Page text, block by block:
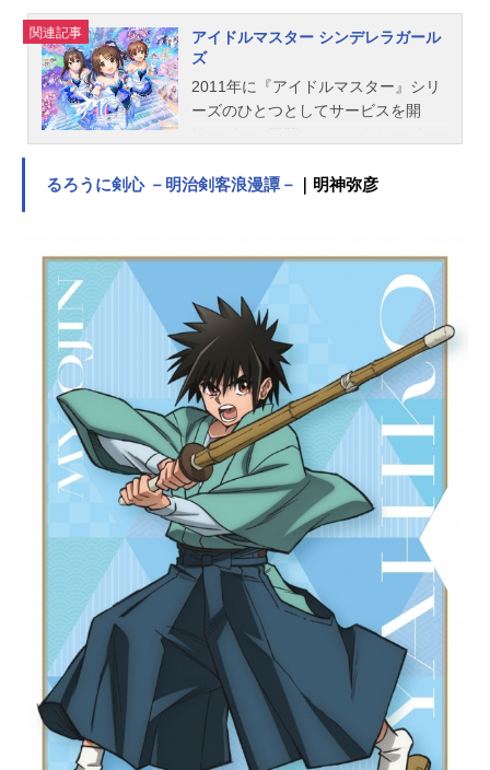
関連記事
アイドルマスター シンデレラガール
ズ
2011年に『アイドルマスター』シリ
ーズのひとつとしてサービスを開
ズ、CD、ラジオなど幅広い展開を見
ターライトステージ』も現在好評配
信中です。作品名アイドルマスター
シンデレラガールズシリーズTHEIDO
LM＠STERキャスト島村卯月：大橋
彩香渋谷凛：福原綾香本田未央：原
紗友里相葉夕美：木村珠莉赤城みり
あ：黒沢ともよ浅利七海：井上ほの
花アナスタシア：上坂すみれ安部
菜々：三宅麻理恵荒木比奈：田辺留
依イヴ・サンタクロース：松永あか
ね五十嵐響子：種﨑敦美一ノ瀬志
希：藍原ことみ市原仁奈：久野美咲
上田鈴帆：春野ななみ及川雫：のぐ
ちゆり大石泉：大木咲絵子大槻唯：
山下七海緒方智絵里：大空直美乙倉
悠貴：中島由貴片桐早苗：和氣あず
未上条春菜：長島光那神谷奈緒：松
井恵理子川島瑞樹：東山奈央神崎蘭
子：内田真礼喜多日菜子：深川芹亜
喜多見柚：武田羅梨沙多胡木村夏
樹：安野希世乃桐生つかさ：河瀬茉
希黒埼ちとせ：佐倉薫古賀小春：小
るろうに剣心 －明治剣客浪漫譚－ ｜明神弥彦